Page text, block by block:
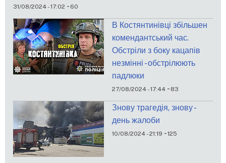
31/08/2024 - 17:02 - 60
В Костянтинівці збільшен
комендантський час.
Обстріли з боку кацапів
незмінні - обстрілюють
падлюки
27/08/2024 - 17:44 - 83
Знову трагедія, знову -
день жалоби
10/08/2024 - 21:19 -125